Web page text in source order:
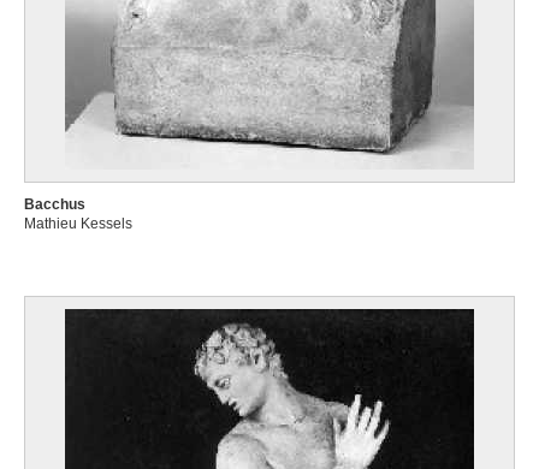
Bacchus
Mathieu Kessels